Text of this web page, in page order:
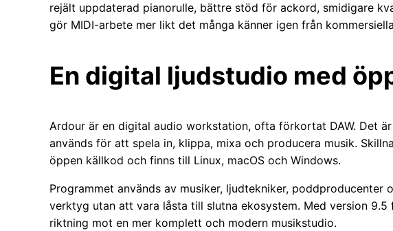
rejält uppdaterad pianorulle, bättre stöd för ackord, smidigare
gör MIDI-arbete mer likt det många känner igen från
En digital ljudstudio med
Ardour är en digital audio workstation, ofta förkortat DAW. Det
används för att spela in, klippa, mixa och producera musik.
öppen källkod och finns till Linux, macOS och Windows.
Programmet används av musiker, ljudtekniker,
verktyg utan att vara låsta till slutna ekosystem. Med version
riktning mot en mer komplett och modern musikstudio.